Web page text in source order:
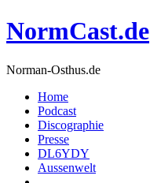
NormCast.de
Norman-Osthus.de
Home
Podcast
Discographie
Presse
DL6YDY
Aussenwelt